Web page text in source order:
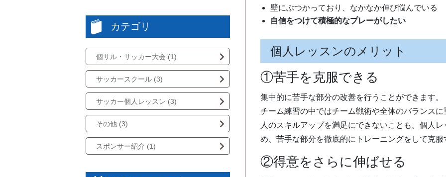
壁にぶつかっており、なかなか伸び悩んでいる
自信をつけて積極的なプレーがしたい
個人レッスンのメリット
①苦手を克服できる
集中的に苦手な部分の改善を行うことができます。
チーム練習の中ではチーム戦術や全体のバランス
人のスキルアップを満足にできないことも。 個人レ
め、苦手な部分を徹底的にトレーニングをして克
②得意をさらに伸ばせる
カテゴリ
個サル・サッカー大会 (1)
サッカースクール (3)
サッカー個人レッスン (3)
その他 (3)
スポンサー紹介 (1)